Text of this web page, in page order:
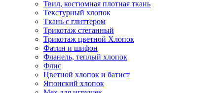
Твил, костюмная плотная ткань
Текстурный хлопок
Ткань с глиттером
Трикотаж стеганный
Трикотаж цветной Хлопок
Фатин и шифон
Фланель, теплый хлопок
Флис
Цветной хлопок и батист
Японский хлопок